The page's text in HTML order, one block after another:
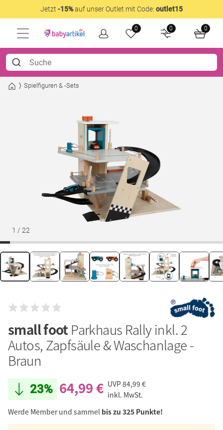
Jetzt -15%auf unser Outlet mit Code: outlet15
0 0 0
Spielfiguren & -Sets
1 / 22
small footParkhaus Rally inkl. 2
Autos, Zapfsäule & Waschanlage -
Braun
23% 64,99 € UVP84,99 €
inkl. MwSt.
Werde Member und sammel bis zu 325 Punkte!